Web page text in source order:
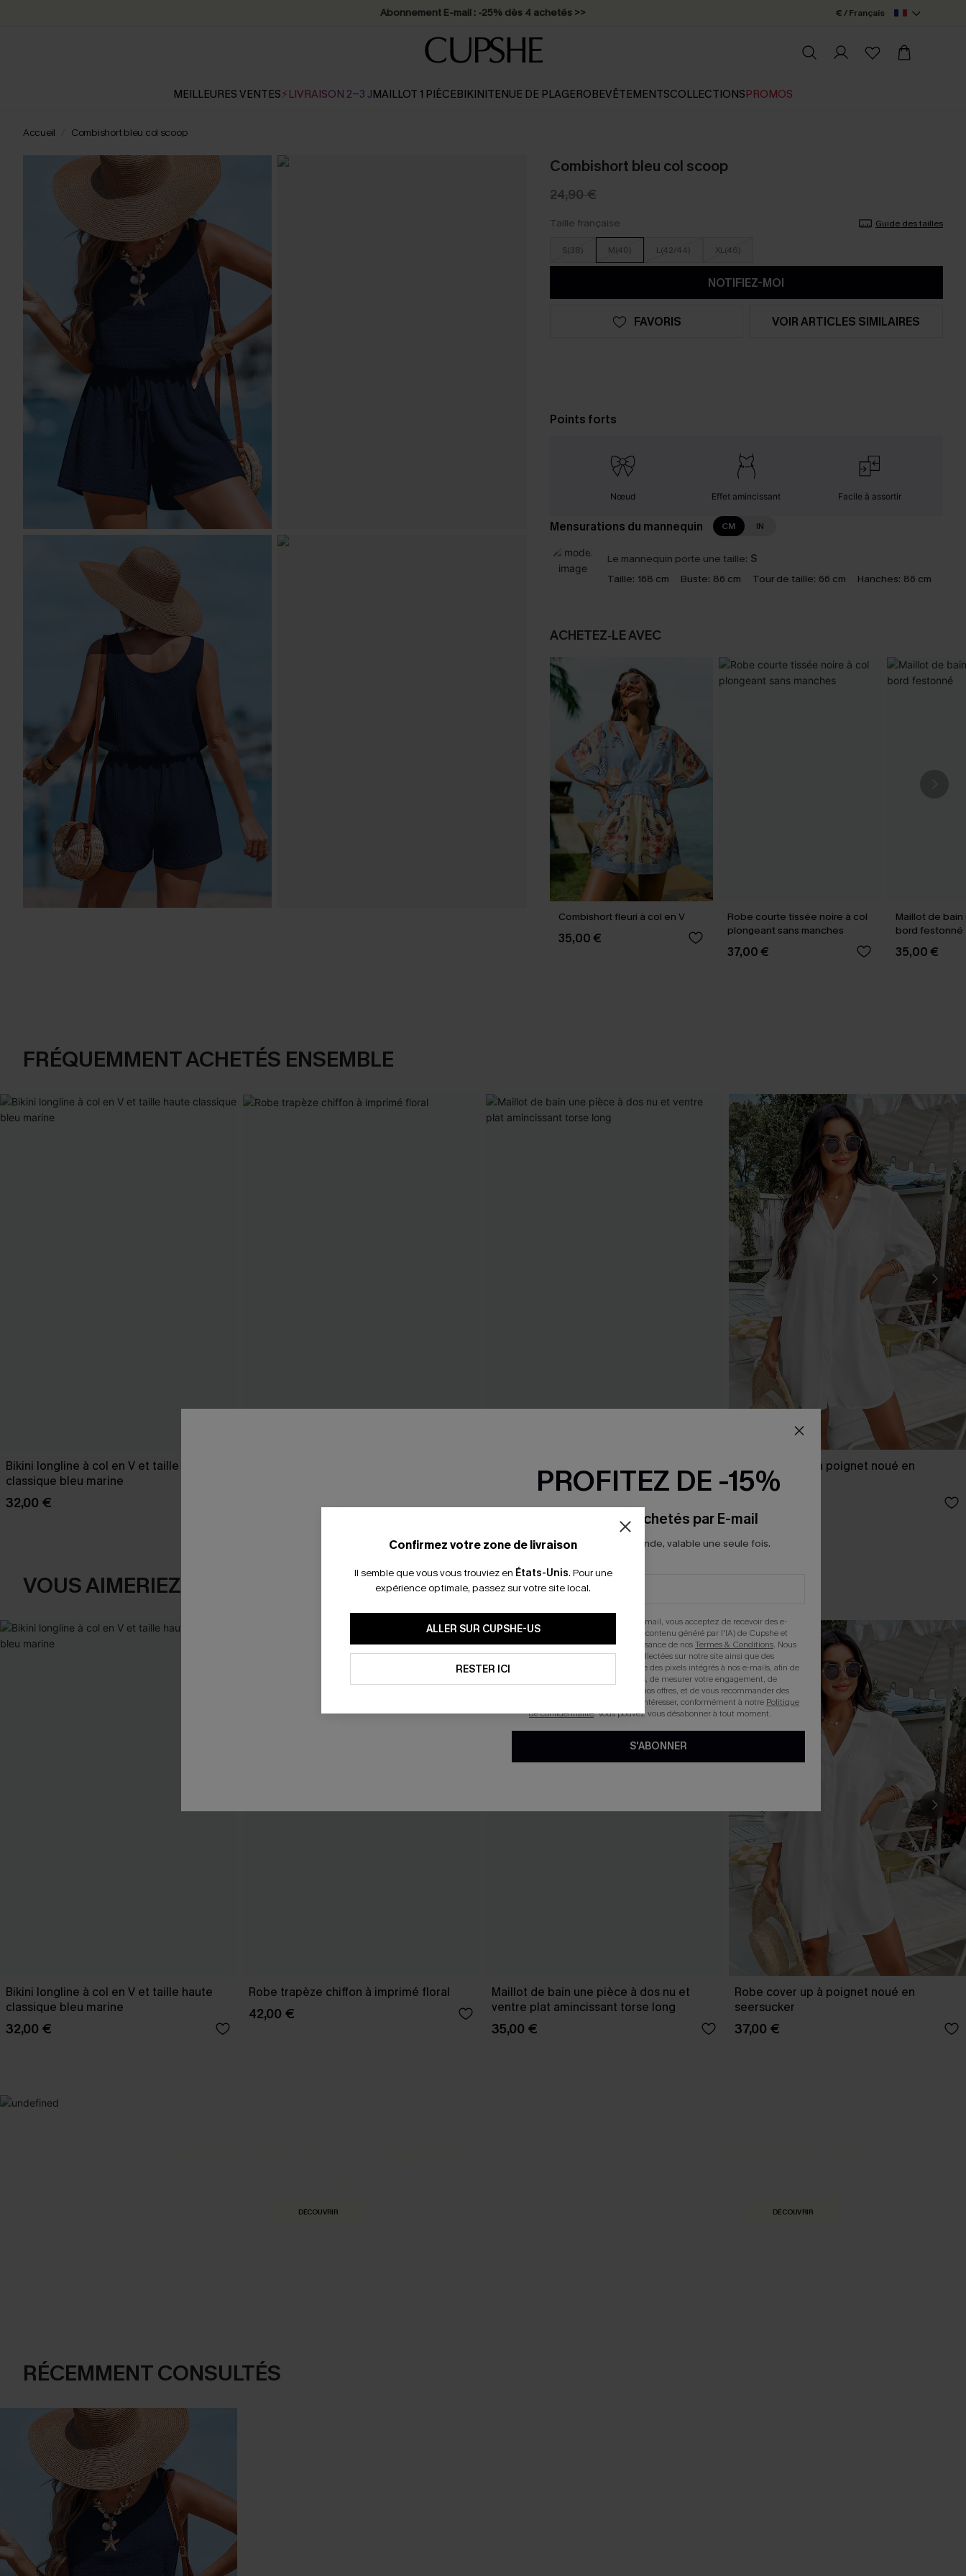
Abonnement E-mail : -25% dès 4 achetés >> € / Français
MEILLEURES VENTES⚡LIVRAISON 2-3 JMAILLOT 1 PIÈCEBIKINITENUE DE PLAGEROBEVÊTEMENTSCOLLECTIONSPROMOS
Accueil Combishort bleu col scoop
Combishort bleu col scoop
24,90 €
Taille française Guide des tailles
S(38) M(40) L(42/44) XL(46)
NOTIFIEZ-MOI
FAVORIS VOIR ARTICLES SIMILAIRES
Points forts
Nœud Effet amincissant Facile à assortir
Mensurations du mannequin CM IN
Le mannequin porte une taille: S
Taille: 168 cm Buste: 86 cm Tour de taille: 66 cm Hanches: 86 cm
ACHETEZ‑LE AVEC
Combishort fleuri à col en V
35,00 €
Robe courte tissée noire à col
plongeant sans manches
37,00 €
Maillot de
bord festonné
35,00 €
FRÉQUEMMENT ACHETÉS ENSEMBLE
Bikini longline à col en V et taille haute
classique bleu marine
32,00 €
ventre plat amincissant torse long
35,00 €
Robe cover up à poignet noué en
seersucker
VOUS AIMERIEZ AUSSI
Bikini longline à col en V et taille haute
classique bleu marine
32,00 €
Robe trapèze chiffon à imprimé floral
42,00 €
Maillot de bain une pièce à dos nu et
ventre plat amincissant torse long
35,00 €
Robe cover up à poignet noué en
seersucker
37,00 €
DÉCOUVRIR DÉCOUVRIR
RÉCEMMENT CONSULTÉS
Confirmez votre zone de livraison
Il semble que vous vous trouviez en États-Unis. Pour une
expérience optimale, passez sur votre site local.
ALLER SUR CUPSHE-US
RESTER ICI
PROFITEZ DE -15%
-15% dès 2 Achetés par E-mail
*Un code par commande, valable une seule fois.
En soumettant votre adresse e-mail, vous acceptez de recevoir des e-
mails marketing (y compris du contenu généré par l'IA) de Cupshe et
reconnaissez avoir pris connaissance de nosTermes & Conditions. Nous
pouvons utiliser les données collectées sur notre site ainsi que des
technologies de suivi, telles que des pixels intégrés à nos e-mails, afin de
savoir si ceux-ci ont été ouverts, de mesurer votre engagement, de
personnaliser nos contenus et nos offres, et de vous recommander des
produits susceptibles de vous intéresser, conformément à notre Politique
de confidentialité. Vous pouvez vous désabonner à tout moment.
S'ABONNER